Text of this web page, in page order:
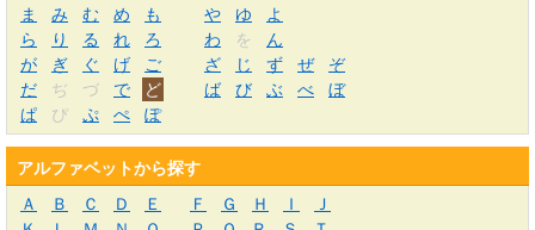
ま
み む め も や ゆ
よ
ら
り る れ ろ わ を
ん
が
ぎ ぐ げ ご ざ じ ず ぜ
ぞ
だ
ぢ づ で ど ば び ぶ べ
ぼ
ぱ
ぴ ぷ ぺ ぽ
アルファベットから探す
Ａ
Ｂ Ｃ Ｄ Ｅ Ｆ Ｇ Ｈ Ｉ
Ｊ